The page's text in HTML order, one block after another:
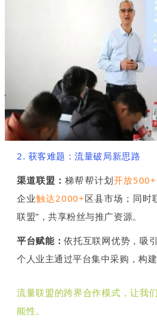
2. 获客难题：流量破局新思路
渠道联盟：梯帮帮计划开放
企业触达2000+区县市场；同时
联盟”，共享粉丝与推广资源。
平台赋能：依托互联网优势，吸
个人业主通过平台集中采购，构建
流量联盟的跨界合作模式，让我
能性。